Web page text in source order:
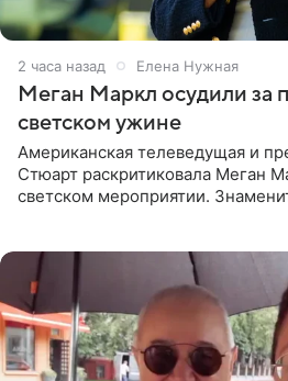
2 часа назад Елена Нужная
Меган Маркл осудили за
светском ужине
Американская телеведущая и
Стюарт раскритиковала Меган
светском мероприятии.